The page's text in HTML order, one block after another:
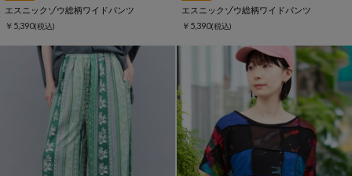
エスニックゾウ総柄ワイドパンツ
￥5,390(税込)
エスニックゾウ総柄ワイドパンツ
￥5,390(税込)